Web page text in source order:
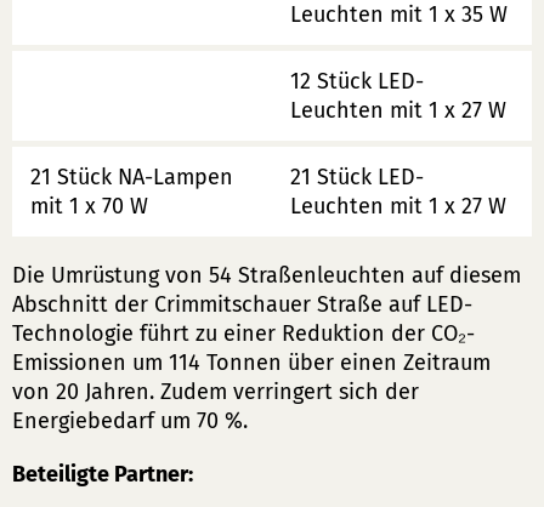
Leuchten mit 1 x 35 W
12 Stück LED-
Leuchten mit 1 x 27 W
21 Stück NA-Lampen
mit 1 x 70 W
21 Stück LED-
Leuchten mit 1 x 27 W
Die Umrüstung von 54 Straßenleuchten auf diesem
Abschnitt der Crimmitschauer Straße auf LED-
Technologie führt zu einer Reduktion der CO₂-
Emissionen um 114 Tonnen über einen Zeitraum
von 20 Jahren. Zudem verringert sich der
Energiebedarf um 70 %.
Beteiligte Partner: